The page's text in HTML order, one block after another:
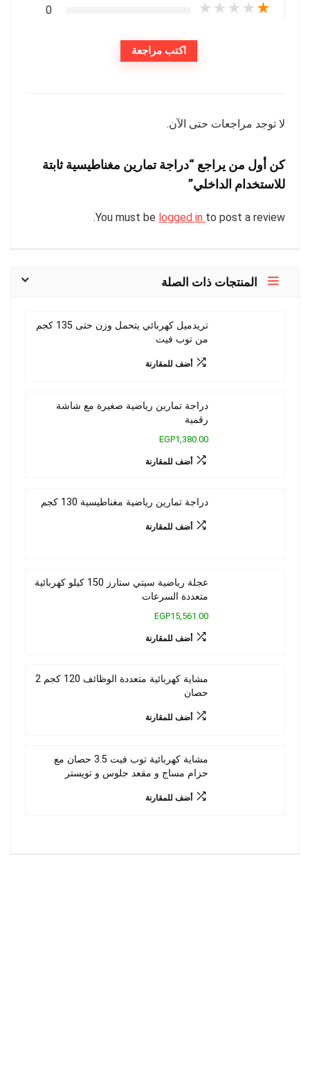
★
★
★
★
★
0
اكتب مراجعة
لا توجد مراجعات حتى الآن.
كن أول من يراجع “دراجة تمارين مغناطيسية ثابتة
للاستخدام الداخلي”
You must be logged in to post a review.
المنتجات ذات الصلة
تريدميل كهربائي يتحمل وزن حتى 135 كجم
من توب فيت
أضف للمقارنة
دراجة تمارين رياضية صغيرة مع شاشة
رقمية
EGP1,380.00
أضف للمقارنة
دراجة تمارين رياضية مغناطيسية 130 كجم
أضف للمقارنة
عجلة رياضية سيتي ستارز 150 كيلو كهربائية
متعددة السرعات
EGP15,561.00
أضف للمقارنة
مشاية كهربائية متعددة الوظائف 120 كجم 2
حصان
أضف للمقارنة
مشاية كهربائية توب فيت 3.5 حصان مع
حزام مساج و مقعد جلوس و تويستر
أضف للمقارنة